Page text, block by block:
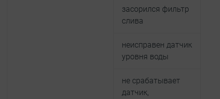
засорился фильтр
слива
неисправен датчик
уровня воды
не срабатывает
датчик,